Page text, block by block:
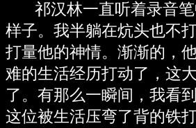
祁汉林一直听着录音笔
样子。我半躺在炕头也不
打量他的神情。渐渐的，
难的生活经历打动了，这
了。有那么一瞬间，我看
这位被生活压弯了背的铁